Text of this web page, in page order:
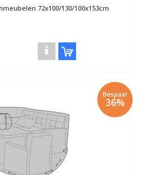
72x100/130/100x153cm
Bespaar
36%